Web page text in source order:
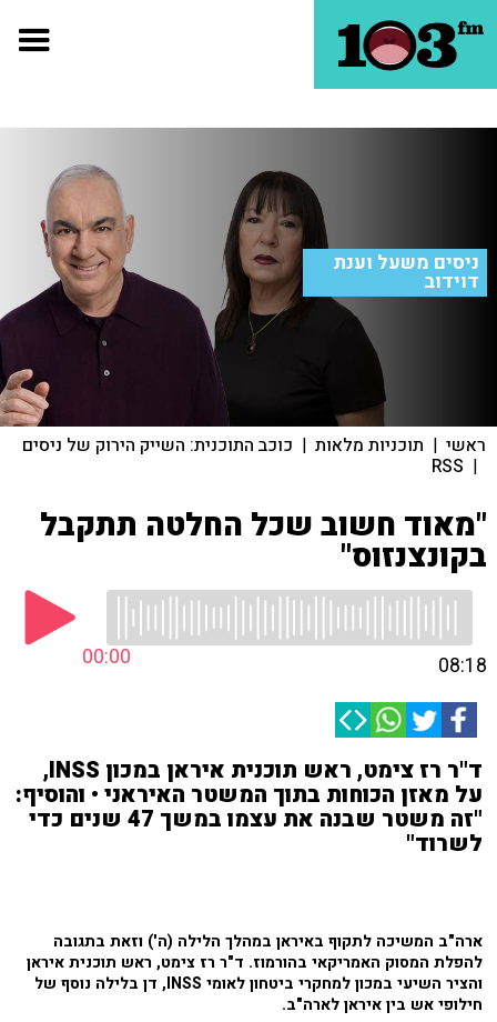
ניסים משעל וענת
דוידוב
ראשי | תוכניות מלאות | כוכב התוכנית: השייק הירוק של ניסים
|
RSS
"מאוד חשוב שכל החלטה תתקבל
בקונצנזוס"
00:00 08:18
ד"ר רז צימט, ראש תוכנית איראן במכון INSS,
על מאזן הכוחות בתוך המשטר האיראני • והוסיף:
"זה משטר שבנה את עצמו במשך 47 שנים כדי
לשרוד"
ארה"ב המשיכה לתקוף באיראן במהלך הלילה (ה') וזאת בתגובה
להפלת המסוק האמריקאי בהורמוז. ד"ר רז צימט, ראש תוכנית איראן
והציר השיעי במכון למחקרי ביטחון לאומי INSS, דן בלילה נוסף של
חילופי אש בין איראן לארה"ב.